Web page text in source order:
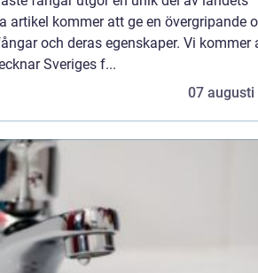
artikel kommer att ge en övergripande
och deras egenskaper. Vi kommer
Sveriges f...
07 augusti